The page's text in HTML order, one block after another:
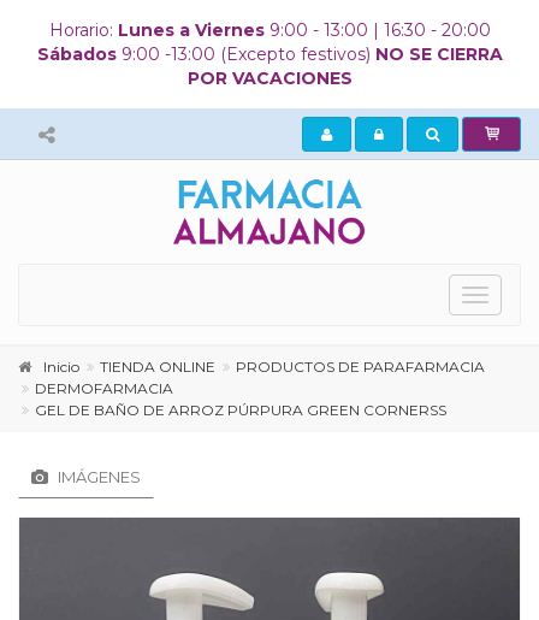
Horario: Lunes a Viernes9:00 - 13:00 | 16:30 - 20:00
Sábados9:00 -13:00 (Excepto festivos) NO SE CIERRA
POR VACACIONES
Mostrar
menú
Inicio TIENDA ONLINE
PRODUCTOS DE PARAFARMACIA
DERMOFARMACIA
GEL DE BAÑO DE ARROZ PÚRPURA GREEN CORNERSS
IMÁGENES